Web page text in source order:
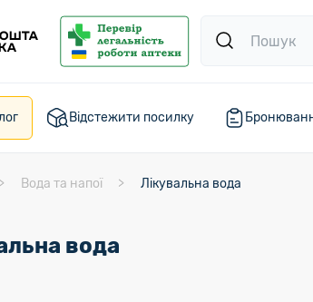
Відстежити посилку
Вода та напої Лікувальна вода
вода